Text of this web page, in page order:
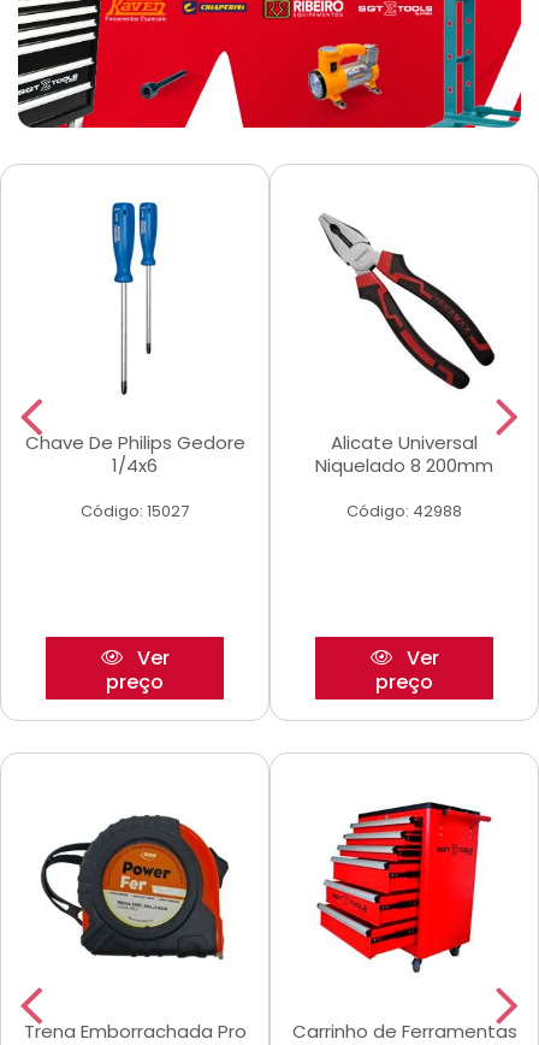
Chave De Philips Gedore
1/4x6
Código: 15027
Ver
preço
Alicate Universal
Niquelado 8 200mm
Código: 42988
Ver
preço
Trena Emborrachada Pro
Carrinho de Ferramentas